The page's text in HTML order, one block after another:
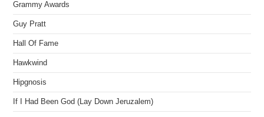
Grammy Awards
Guy Pratt
Hall Of Fame
Hawkwind
Hipgnosis
If I Had Been God (Lay Down Jeruzalem)